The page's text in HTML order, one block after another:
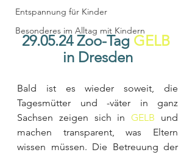
Entspannung für Kinder
Besonderes im Alltag mit Kindern
29.05.24 Zoo-Tag GELB
in Dresden
Bald ist es wieder soweit, die
Tagesmütter und -väter in ganz
Sachsen zeigen sich in GELB und
machen transparent, was Eltern
wissen müssen. Die Betreuung der